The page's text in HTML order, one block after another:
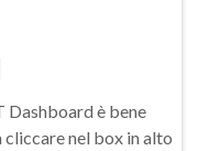
Dashboard è bene
nel box in alto